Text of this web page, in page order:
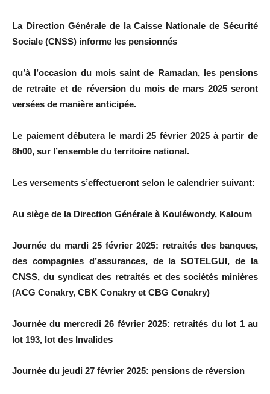
La Direction Générale de la Caisse Nationale de Sécurité
Sociale (CNSS) informe les pensionnés
qu’à l’occasion du mois saint de Ramadan, les pensions
de retraite et de réversion du mois de mars 2025 seront
versées de manière anticipée.
Le paiement débutera le mardi 25 février 2025 à partir de
8h00, sur l’ensemble du territoire national.
Les versements s’effectueront selon le calendrier suivant:
Au siège de la Direction Générale à Kouléwondy, Kaloum
Journée du mardi 25 février 2025: retraités des banques,
des compagnies d’assurances, de la SOTELGUI, de la
CNSS, du syndicat des retraités et des sociétés minières
(ACG Conakry, CBK Conakry et CBG Conakry)
Journée du mercredi 26 février 2025: retraités du lot 1 au
lot 193, lot des Invalides
Journée du jeudi 27 février 2025: pensions de réversion